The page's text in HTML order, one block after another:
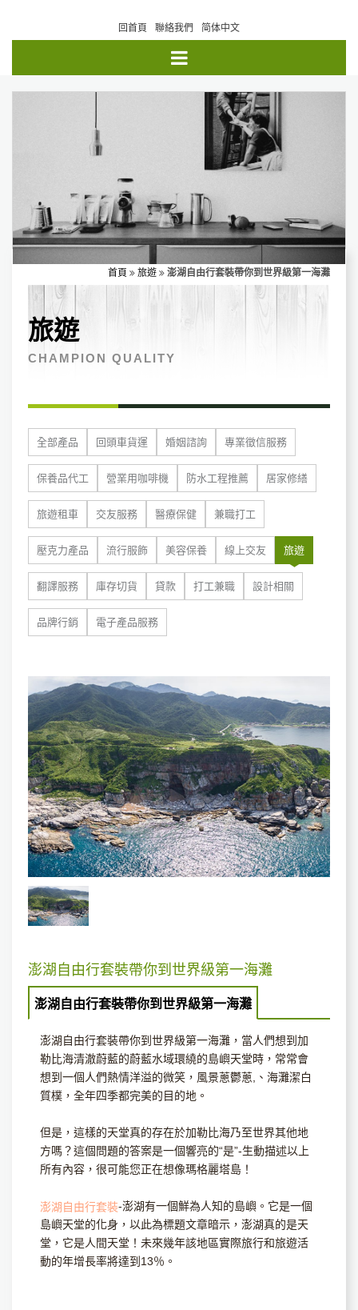
回首頁 聯絡我們 简体中文
首頁 旅遊 澎湖自由行套裝帶你到世界級第一海灘
旅遊
CHAMPION QUALITY
全部產品 回頭車貨運 婚姻諮詢 專業徵信服務
保養品代工 營業用咖啡機 防水工程推薦 居家修繕
旅遊租車 交友服務 醫療保健 兼職打工
壓克力產品 流行服飾 美容保養 線上交友 旅遊
翻譯服務 庫存切貨 貸款 打工兼職 設計相關
品牌行銷 電子產品服務
澎湖自由行套裝帶你到世界級第一海灘
澎湖自由行套裝帶你到世界級第一海灘
澎湖自由行套裝帶你到世界級第一海灘，當人們想到加
勒比海清澈蔚藍的蔚藍水域環繞的島嶼天堂時，常常會
想到一個人們熱情洋溢的微笑，風景蔥鬱蔥,、海灘潔白
質樸，全年四季都完美的目的地。
但是，這樣的天堂真的存在於加勒比海乃至世界其他地
方嗎？這個問題的答案是一個響亮的“是”-生動描述以上
所有內容，很可能您正在想像瑪格麗塔島！
澎湖自由行套裝-澎湖有一個鮮為人知的島嶼。它是一個
島嶼天堂的化身，以此為標題文章暗示，澎湖真的是天
堂，它是人間天堂！未來幾年該地區實際旅行和旅遊活
動的年增長率將達到13％。